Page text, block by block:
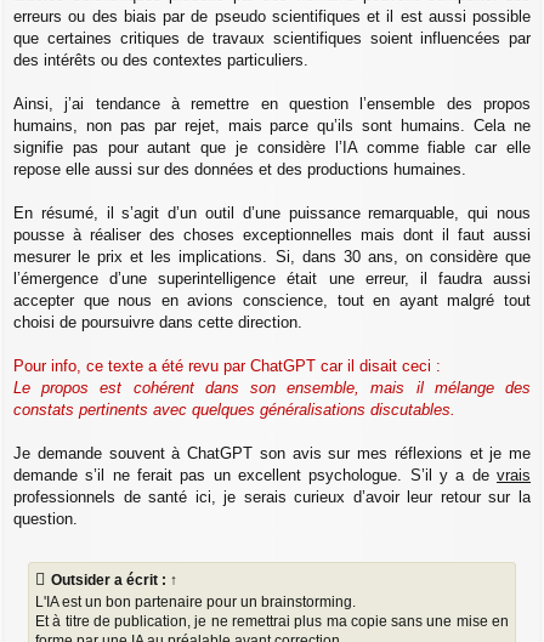
erreurs ou des biais par de pseudo scientifiques et il est aussi possible
que certaines critiques de travaux scientifiques soient influencées par
des intérêts ou des contextes particuliers.
Ainsi, j’ai tendance à remettre en question l’ensemble des propos
humains, non pas par rejet, mais parce qu’ils sont humains. Cela ne
signifie pas pour autant que je considère l’IA comme fiable car elle
repose elle aussi sur des données et des productions humaines.
En résumé, il s’agit d’un outil d’une puissance remarquable, qui nous
pousse à réaliser des choses exceptionnelles mais dont il faut aussi
mesurer le prix et les implications. Si, dans 30 ans, on considère que
l’émergence d’une superintelligence était une erreur, il faudra aussi
accepter que nous en avions conscience, tout en ayant malgré tout
choisi de poursuivre dans cette direction.
Pour info, ce texte a été revu par ChatGPT car il disait ceci :
Le propos est cohérent dans son ensemble, mais il mélange des
constats pertinents avec quelques généralisations discutables.
Je demande souvent à ChatGPT son avis sur mes réflexions et je me
demande s’il ne ferait pas un excellent psychologue. S’il y a de vrais
professionnels de santé ici, je serais curieux d’avoir leur retour sur la
question.
Outsider a écrit : ↑
L'IA est un bon partenaire pour un brainstorming.
Et à titre de publication, je ne remettrai plus ma copie sans une mise en